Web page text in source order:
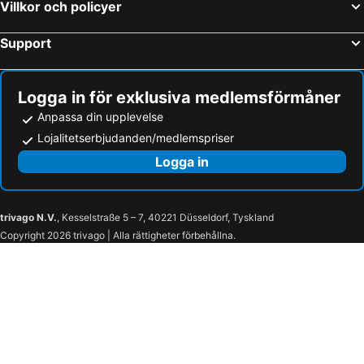
Sachen Therme Leipzig Thermal Spa
Berlin Tågstation Öst (Ostbahnhof)
Göttinger Weihnachtsmarkt
Lokhalle Göttingen
Hamburg Rådhus
Centrala Busstationen Berlin ZOB
Bahnhof Zoologischer Garten
Köpenick
Berlin Zoos Akvarium
KaDeWe
Tiergarten
Pechau
Kreuzhorst
Zipkeleben
Randau
Randau-Calenberge
Calenberge
Villkor och policyer
Support
Logga in för exklusiva medlemsförmåner
Anpassa din upplevelse
Lojalitetserbjudanden/medlemspriser
Logga in
trivago N.V., Kesselstraße 5 – 7, 40221 Düsseldorf, Tyskland
Copyright 2026 trivago | Alla rättigheter förbehållna.